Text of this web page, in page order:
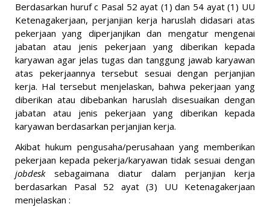
Berdasarkan huruf c Pasal 52 ayat (1) dan 54 ayat (1) UU
Ketenagakerjaan, perjanjian kerja haruslah didasari atas
pekerjaan yang diperjanjikan dan mengatur mengenai
jabatan atau jenis pekerjaan yang diberikan kepada
karyawan agar jelas tugas dan tanggung jawab karyawan
atas pekerjaannya tersebut sesuai dengan perjanjian
kerja. Hal tersebut menjelaskan, bahwa pekerjaan yang
diberikan atau dibebankan haruslah disesuaikan dengan
jabatan atau jenis pekerjaan yang diberikan kepada
karyawan berdasarkan perjanjian kerja.
Akibat hukum pengusaha/perusahaan yang memberikan
pekerjaan kepada pekerja/karyawan tidak sesuai dengan
jobdesksebagaimana diatur dalam perjanjian kerja
berdasarkan Pasal 52 ayat (3) UU Ketenagakerjaan
menjelaskan :